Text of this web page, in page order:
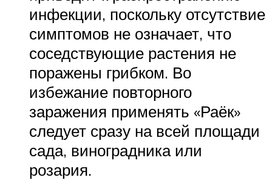
инфекции, поскольку отсутствие
симптомов не означает, что
соседствующие растения не
поражены грибком. Во
избежание повторного
заражения применять «Раёк»
следует сразу на всей площади
сада, виноградника или
розария.